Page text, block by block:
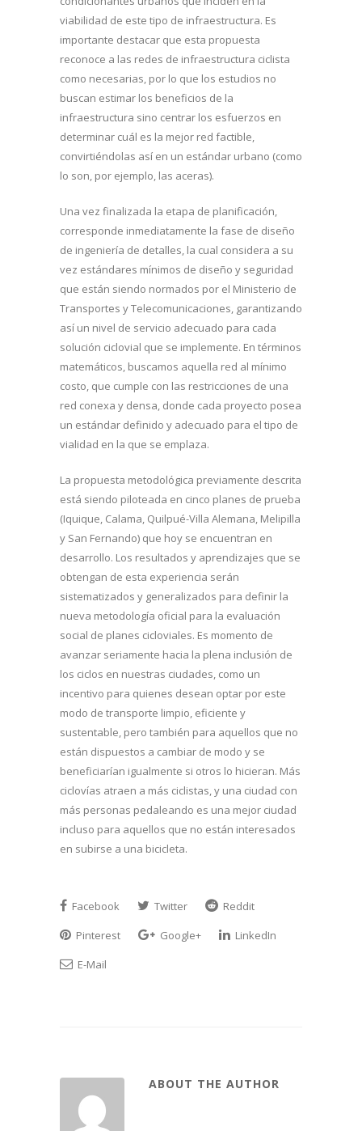
viabilidad de este tipo de infraestructura. Es
importante destacar que esta propuesta
reconoce a las redes de infraestructura ciclista
como necesarias, por lo que los estudios no
buscan estimar los beneficios de la
infraestructura sino centrar los esfuerzos en
determinar cuál es la mejor red factible,
convirtiéndolas así en un estándar urbano (como
lo son, por ejemplo, las aceras).
Una vez finalizada la etapa de planificación,
corresponde inmediatamente la fase de diseño
de ingeniería de detalles, la cual considera a su
vez estándares mínimos de diseño y seguridad
que están siendo normados por el Ministerio de
Transportes y Telecomunicaciones, garantizando
así un nivel de servicio adecuado para cada
solución ciclovial que se implemente. En términos
matemáticos, buscamos aquella red al mínimo
costo, que cumple con las restricciones de una
red conexa y densa, donde cada proyecto posea
un estándar definido y adecuado para el tipo de
vialidad en la que se emplaza.
La propuesta metodológica previamente descrita
está siendo piloteada en cinco planes de prueba
(Iquique, Calama, Quilpué-Villa Alemana, Melipilla
y San Fernando) que hoy se encuentran en
desarrollo. Los resultados y aprendizajes que se
obtengan de esta experiencia serán
sistematizados y generalizados para definir la
nueva metodología oficial para la evaluación
social de planes cicloviales. Es momento de
avanzar seriamente hacia la plena inclusión de
los ciclos en nuestras ciudades, como un
incentivo para quienes desean optar por este
modo de transporte limpio, eficiente y
sustentable, pero también para aquellos que no
están dispuestos a cambiar de modo y se
beneficiarían igualmente si otros lo hicieran. Más
ciclovías atraen a más ciclistas, y una ciudad con
más personas pedaleando es una mejor ciudad
incluso para aquellos que no están interesados
en subirse a una bicicleta.
Facebook Twitter
Reddit
Pinterest
Google+
LinkedIn
E-Mail
ABOUT THE AUTHOR